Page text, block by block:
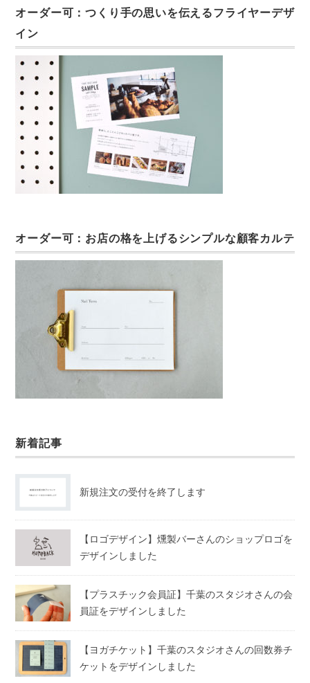
オーダー可：つくり手の思いを伝えるフライヤーデザ
イン
オーダー可：お店の格を上げるシンプルな顧客カルテ
新着記事
新規注文の受付を終了します
【ロゴデザイン】燻製バーさんのショップロゴを
デザインしました
【プラスチック会員証】千葉のスタジオさんの会
員証をデザインしました
【ヨガチケット】千葉のスタジオさんの回数券チ
ケットをデザインしました